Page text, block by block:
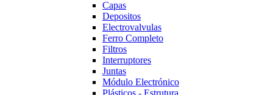
Capas
Depositos
Electrovalvulas
Ferro Completo
Filtros
Interruptores
Juntas
Módulo Electrónico
Plásticos - Estrutura